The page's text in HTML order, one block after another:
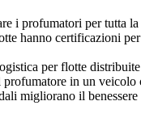
i profumatori per tutta
hanno certificazioni
per flotte
profumatore in un veicolo
migliorano il